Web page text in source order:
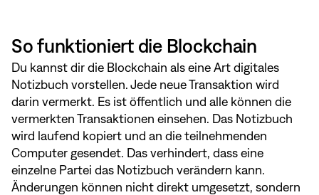
So funktioniert die Blockchain
Du kannst dir die Blockchain als eine Art digitales
Notizbuch vorstellen. Jede neue Transaktion wird
darin vermerkt. Es ist öffentlich und alle können die
vermerkten Transaktionen einsehen. Das Notizbuch
wird laufend kopiert und an die teilnehmenden
Computer gesendet. Das verhindert, dass eine
einzelne Partei das Notizbuch verändern kann.
Änderungen können nicht direkt umgesetzt, sondern